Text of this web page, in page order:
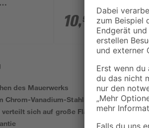
schwarz
10,99 €
des Mauerwerks
Chrom-Vanadium-Stahl
sich auf große Fläche